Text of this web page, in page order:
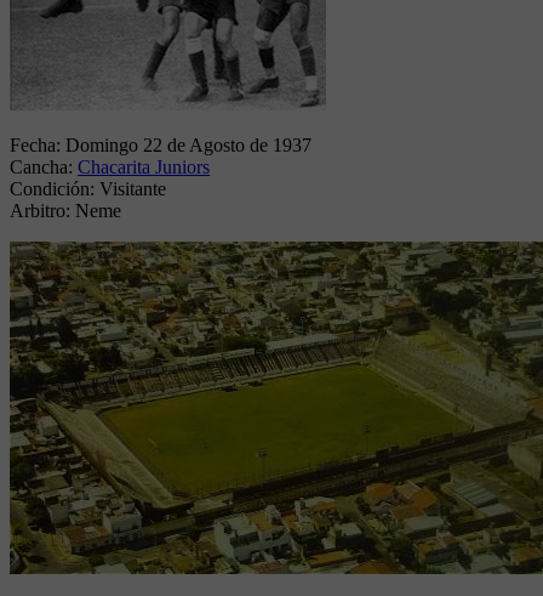
Fecha: Domingo 22 de Agosto de 1937
Cancha: Chacarita Juniors
Condición: Visitante
Arbitro: Neme